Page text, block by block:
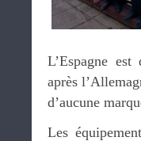
L’Espagne
après
d’aucune
Les